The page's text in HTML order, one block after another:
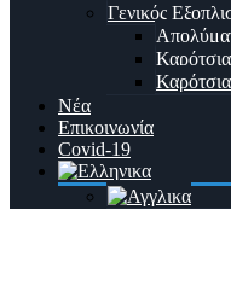
Γενικός
Νέα
Επικοινωνία
Covid-19